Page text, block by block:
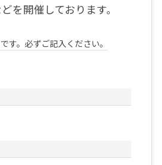
を開催しております。
す。必ずご記入ください。